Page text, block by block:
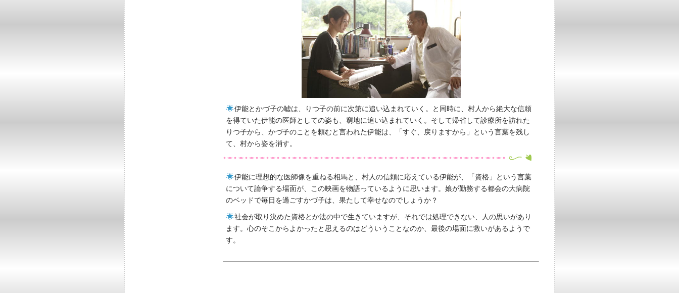
伊能とかづ子の嘘は、りつ子の前に次第に追い込まれていく。と同時に、村人から絶大な信頼
を得ていた伊能の医師としての姿も、窮地に追い込まれていく。そして帰省して診療所を訪れた
りつ子から、かづ子のことを頼むと言われた伊能は、「すぐ、戻りますから」という言葉を残し
て、村から姿を消す。
伊能に理想的な医師像を重ねる相馬と、村人の信頼に応えている伊能が、「資格」という言葉
について論争する場面が、この映画を物語っているように思います。娘が勤務する都会の大病院
のベッドで毎日を過ごすかづ子は、果たして幸せなのでしょうか？
社会が取り決めた資格とか法の中で生きていますが、それでは処理できない、人の思いがあり
ます。心のそこからよかったと思えるのはどういうことなのか、最後の場面に救いがあるようで
す。